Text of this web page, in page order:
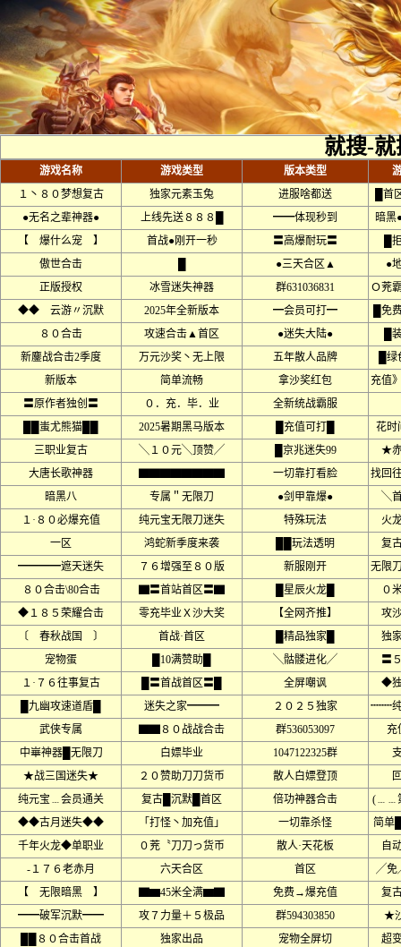
就搜-
游戏名称 游戏类型 版本类型
１丶８０梦想复古
独家元素玉兔 进服啥都送
█首
●无名之辈神器●
上线先送８８８█ ━━体现秒到
暗黑
【 爆什么宠 】
首战●刚开一秒 〓高爆耐玩〓
█
傲世合击
●三天合区▲
●
正版授权
冰雪迷失神器 群631036831
Ｏ茺
◆◆ 云游〃沉默
2025年全新版本 ━会员可打━
█免
８０合击
攻速合击▲首区 ●迷失大陆●
█
新鏖战合击2季度
万元沙奖丶无上限 五年散人品牌
█
新版本
简单流畅 拿沙奖红包
充值
〓原作者独创〓
０．充．毕．业
全新统战霸服
██蚩尤熊猫██
2025暑期黑马版本 █充值可打█
花
三职业复古
╲１０元╲顶赞╱ █京兆迷失99
★
大唐长歌神器
一切靠打看脸
找回
暗黑八
专属＂无限刀 ●剑甲靠爆●
╲
１·８０必爆充值
纯元宝无限刀迷失 特殊玩法
火
一区
鸿蛇新季度来袭 ██玩法透明
复
━━━━遮天迷失
７６增强至８０版 新服刚开
无限
８０合击\80合击
▇〓首站首区〓▇ █星辰火龙█
０
◆１８５荣耀合击
零充毕业Ｘ沙大奖 【全网齐推】
攻
〔 春秋战国 〕
首战·首区 █精品独家█
独
宠物蛋
█10满赞助█ ╲骷髅进化╱
〓
１·７６往事复古
█〓首战首区〓█ 全屏嘲讽
◆
█九幽攻速道盾█
迷失之家━━━ ２０２５独家
┉┉
武侠专属
▇▇８０战战合击 群536053097
充
中崋神器█无限刀
白嫖毕业 1047122325群
★战三国迷失★
２０赞助刀刀货币 散人白嫖登顶
纯元宝﹍会员通关
复古█沉默█首区 倍功神器合击
(﹍﹍
◆◆古月迷失◆◆
「打怪丶加充值」 一切靠杀怪
简单
千年火龙◆单职业
０茺〝刀刀っ货币 散人·天花板
自
-１７６老赤月
六天合区 首区
╱
【 无限暗黑 】
▇▆45米全满▆▇ 免费→爆充值
复
━━破军沉默━━
攻７力量＋５极品 群594303850
★
██８０合击首战
独家出品 宠物全屏切
超